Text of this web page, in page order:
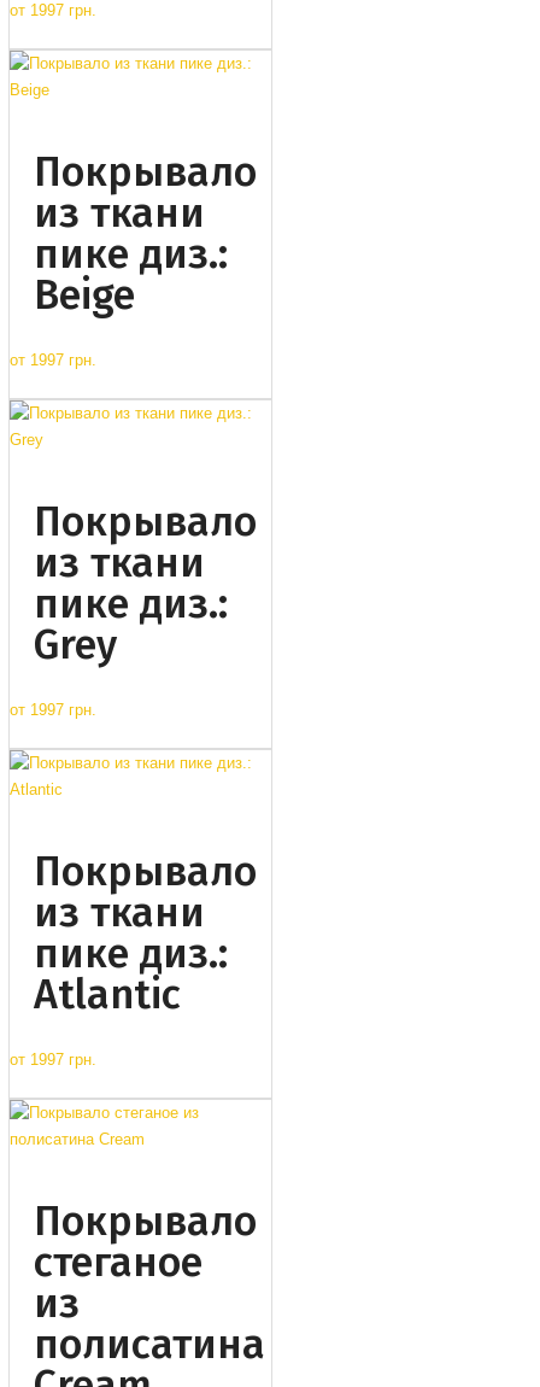
от 1997 грн.
Покрывало
из ткани
пике диз.:
Beige
от 1997 грн.
Покрывало
из ткани
пике диз.:
Grey
от 1997 грн.
Покрывало
из ткани
пике диз.:
Atlantic
от 1997 грн.
Покрывало
стеганое
из
полисатина